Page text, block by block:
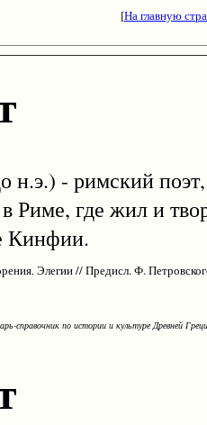
[На главную
н.э.) - римский
Риме, где жил и
Кинфии.
Элегии // Предисл. Ф.
справочник по истории и культуре Древней